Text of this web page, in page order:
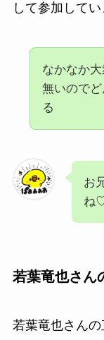
して参加してい
なかなか
無いので
る
お
ね
若葉竜也さん
若葉竜也さん